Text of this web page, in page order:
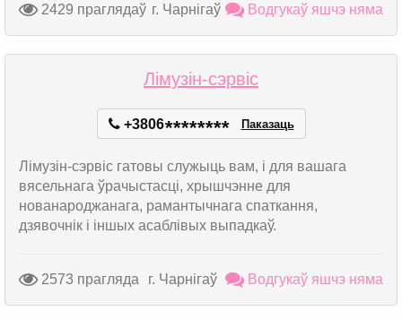
2429 праглядаў г. Чарнігаў Водгукаў яшчэ няма
Лімузін-сэрвіс
+3806******** Паказаць
Лімузін-сэрвіс гатовы служыць вам, і для вашага
вясельнага ўрачыстасці, хрышчэнне для
нованароджанага, рамантычнага спаткання,
дзявочнік і іншых асаблівых выпадкаў.
2573 прагляда г. Чарнігаў Водгукаў яшчэ няма